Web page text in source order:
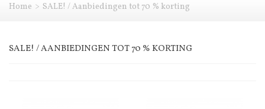
Home > SALE! / Aanbiedingen tot 70 % korting
SALE! / AANBIEDINGEN TOT 70 % KORTING